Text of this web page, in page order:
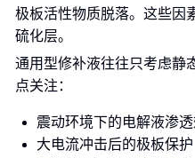
极板活性物质脱落。这些因
硫化层。
通用型修补液往往只考虑静
点关注：
震动环境下的电解液渗
大电流冲击后的极板保护